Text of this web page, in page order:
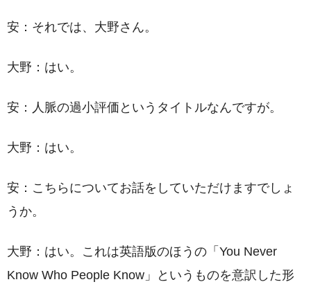
安：それでは、大野さん。
大野：はい。
安：人脈の過小評価というタイトルなんですが。
大野：はい。
安：こちらについてお話をしていただけますでしょ
うか。
大野：はい。これは英語版のほうの「You Never
Know Who People Know」というものを意訳した形